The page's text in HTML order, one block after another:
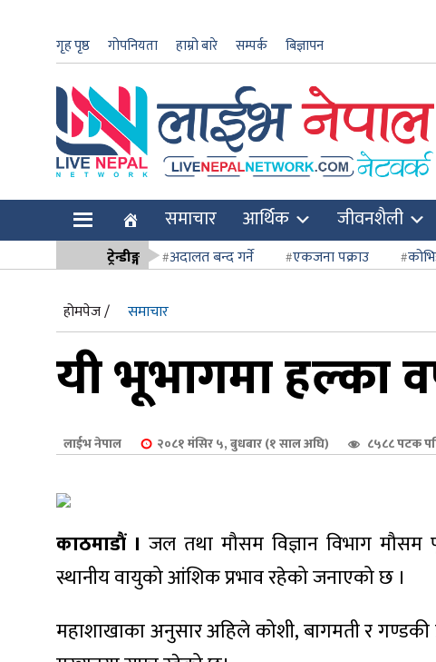
गृह पृष्ठ गोपनियता हाम्रो बारे सम्पर्क बिज्ञापन
समाचार आर्थिक जीवनशैली
ट्रेन्डीङ्ग अदालत बन्द गर्ने एकजना पक्राउ
होमपेज /
समाचार
यी भूभागमा हल्का
लाईभ नेपाल २०८१ मंसिर ५, बुधबार (१ साल अघि) ८५८८ पटक
काठमाडौं । जल तथा मौसम विज्ञान विभाग मौसम
स्थानीय वायुको आंशिक प्रभाव रहेको जनाएको छ ।
महाशाखाका अनुसार अहिले कोशी, बागमती र